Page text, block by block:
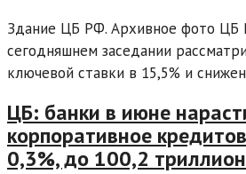
Здание ЦБ РФ. Архивное фото ЦБ
сегодняшнем заседании
ключевой ставки в 15,5% и
ЦБ: банки в июне
корпоративное
0,3%, до 100,2